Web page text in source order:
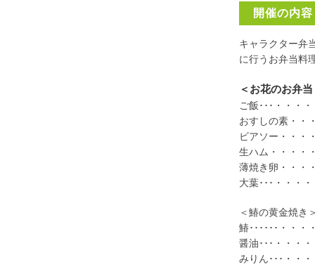
開催の内容
キャラクター弁
に行うお弁当料
＜お花のお弁
ご飯･･･・・・
おすしの素・・
ビアソー・・・
生ハム・・・・
薄焼き卵・・・
大葉･･･・・・
＜鰆の黄金焼き
鰆･･････・・・
醤油･･･・・・
みりん･･･・・